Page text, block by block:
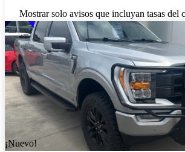
Mostrar solo avisos que incluyan tasas del
¡Nuevo!